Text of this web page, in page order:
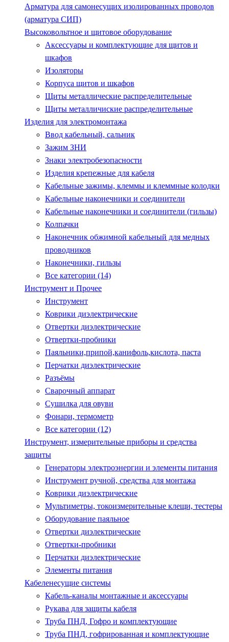
Арматура для самонесущих изолированных проводов
(арматура СИП)
Высоковольтное и щитовое оборудование
Аксессуары и комплектующие для щитов и
шкафов
Изоляторы
Корпуса щитов и шкафов
Щиты металлические распределительные
Щиты металличиские распределительные
Изделия для электромонтажа
Ввод кабельный, сальник
Зажим ЗНИ
Знаки электробезопасности
Изделия крепежные для кабеля
Кабельные зажимы, клеммы и клеммные колодки
Кабельные наконечники и соединители
Кабельные наконечники и соединители (гильзы)
Колпачки
Наконечник обжимной кабельный для медных
проводников
Наконечники, гильзы
Все категории (14)
Инструмент и Прочее
Инструмент
Коврики диэлектрические
Отвертки диэлектрические
Отвертки-пробники
Паяльники,припой,канифоль,кислота, паста
Перчатки диэлектрические
Разъёмы
Сварочный аппарат
Сушилка для овуви
Фонари, термометр
Все категории (12)
Инструмент, измерительные приборы и средства
защиты
Генераторы электроэнергии и элементы питания
Инструмент ручной, средства для монтажа
Коврики диэлектрические
Мультиметры, токоизмерительные клещи, тестеры
Оборудование паяльное
Отвертки диэлектрические
Отвертки-пробники
Перчатки диэлектрические
Элементы питания
Кабеленесущие системы
Кабель-каналы монтажные и аксессуары
Рукава для защиты кабеля
Труба ПНД, Гофро и комплектующие
Труба ПНД, гофрированная и комплектующие